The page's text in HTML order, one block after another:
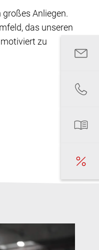
Anliegen.
das unseren
zu